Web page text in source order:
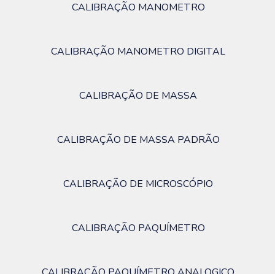
CALIBRAÇÃO MANOMETRO
CALIBRAÇÃO MANOMETRO DIGITAL
CALIBRAÇÃO DE MASSA
CALIBRAÇÃO DE MASSA PADRÃO
CALIBRAÇÃO DE MICROSCÓPIO
CALIBRAÇÃO PAQUÍMETRO